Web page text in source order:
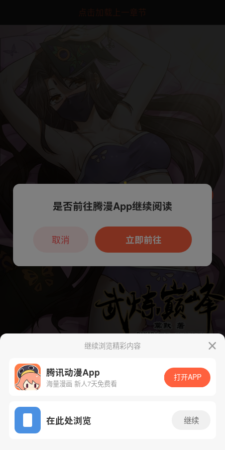
点击加载上一章节
App免费看
下一话 腾漫App免费看
继续浏览精彩内容
腾讯动漫App
海量漫画 新人7天免费看
打开APP
在此处浏览 继续
本章节仅支持App阅读，可打开App新用
户7天免费看
是否前往腾漫App继续阅读
立即前往
取消